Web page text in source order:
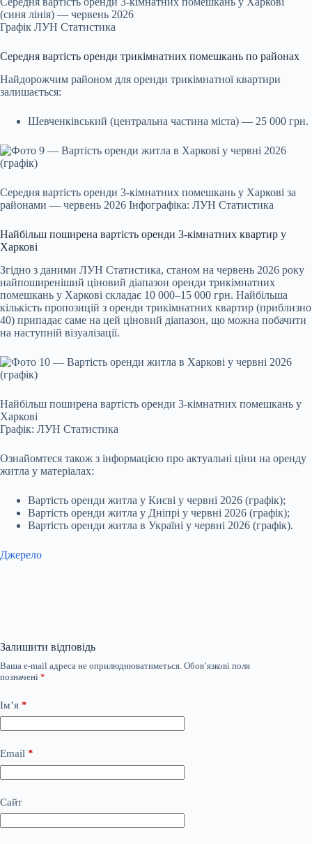
(синя лінія) — червень 2026
Графік ЛУН Статистика
Середня вартість оренди трикімнатних помешкань по районах
Найдорожчим районом для оренди трикімнатної квартири
залишається:
Шевченківський (центральна частина міста) — 25 000 грн.
Середня вартість оренди 3-кімнатних помешкань у Харкові за
районами — червень 2026 Інфографіка: ЛУН Статистика
Найбільш поширена вартість оренди 3-кімнатних квартир у
Харкові
Згідно з даними ЛУН Статистика, станом на червень 2026 року
найпоширеніший ціновий діапазон оренди трикімнатних
помешкань у Харкові складає 10 000–15 000 грн. Найбільша
кількість пропозицій з оренди трикімнатних квартир (приблизно
40) припадає саме на цей ціновий діапазон, що можна побачити
на наступній візуалізації.
Найбільш поширена вартість оренди 3-кімнатних помешкань у
Харкові
Графік: ЛУН Статистика
Ознайомтеся також з інформацією про актуальні ціни на оренду
житла у матеріалах:
Вартість оренди житла у Києві у червні 2026 (графік);
Вартість оренди житла у Дніпрі у червні 2026 (графік);
Вартість оренди житла в Україні у червні 2026 (графік).
Джерело
Залишити відповідь
Ваша e-mail адреса не оприлюднюватиметься. Обов’язкові поля
позначені *
Ім’я *
Email *
Сайт